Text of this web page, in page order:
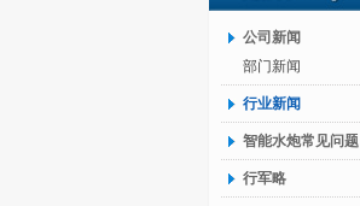
公司新闻
部门新闻
行业新闻
智能水炮常见问题
行军略